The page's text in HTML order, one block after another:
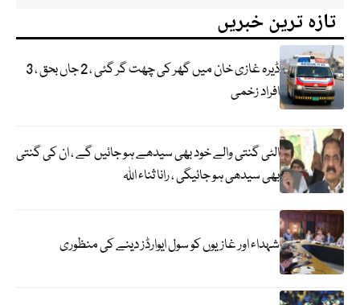
تازہ ترین خبریں
ڈیرہ غازی خان میں گھر کی چھت گر گئی ، 2 جاں بحق ، 3
افراد زخمی
الٹی گنتی والے خود بھی سیدھے ہو جائیں گے ، ان کی گنتی
بھی سیدھی ہو جائیگی ، رانا ثناء اللہ
شہداء اور غازیوں کو سول ایوارڈز دینے کی منظوری